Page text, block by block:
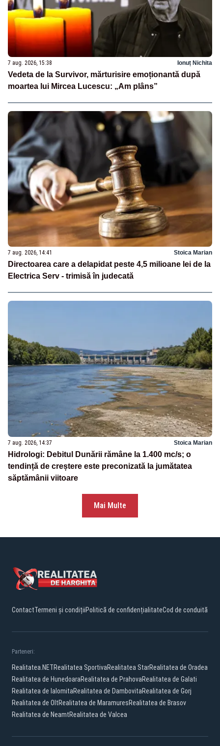
7 aug. 2026, 15:38 Ionuț Nichita
Vedeta de la Survivor, mărturisire emoționantă după
moartea lui Mircea Lucescu: „Am plâns”
7 aug. 2026, 14:41 Stoica Marian
Directoarea care a delapidat peste 4,5 milioane lei de la
Electrica Serv - trimisă în judecată
7 aug. 2026, 14:37 Stoica Marian
Hidrologi: Debitul Dunării rămâne la 1.400 mc/s; o
tendință de creștere este preconizată la jumătatea
săptămânii viitoare
Mai Multe
ContactTermeni și condițiiPolitică de confidențialitateCod de conduită
Parteneri:
Realitatea.NETRealitatea SportivaRealitatea StarRealitatea de Oradea
Realitatea de HunedoaraRealitatea de PrahovaRealitatea de Galati
Realitatea de IalomitaRealitatea de DambovitaRealitatea de Gorj
Realitatea de OltRealitatea de MaramuresRealitatea de Brasov
Realitatea de NeamtRealitatea de Valcea